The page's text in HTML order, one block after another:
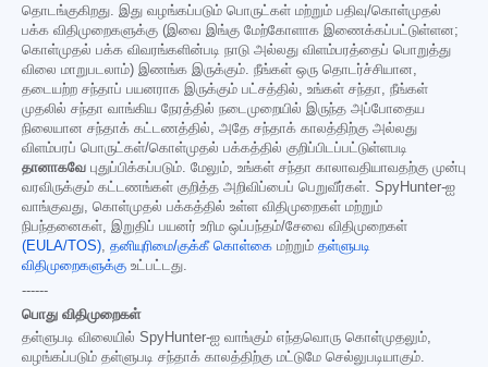
தொடங்குகிறது. இது வழங்கப்படும் பொருட்கள் மற்றும் பதிவு/கொள்முதல்
பக்க விதிமுறைகளுக்கு (இவை இங்கு மேற்கோளாக இணைக்கப்பட்டுள்ளன;
கொள்முதல் பக்க விவரங்களின்படி நாடு அல்லது விளம்பரத்தைப் பொறுத்து
விலை மாறுபடலாம்) இணங்க இருக்கும். நீங்கள் ஒரு தொடர்ச்சியான,
தடையற்ற சந்தாப் பயனராக இருக்கும் பட்சத்தில், உங்கள் சந்தா, நீங்கள்
முதலில் சந்தா வாங்கிய நேரத்தில் நடைமுறையில் இருந்த அப்போதைய
நிலையான சந்தாக் கட்டணத்தில், அதே சந்தாக் காலத்திற்கு அல்லது
விளம்பரப் பொருட்கள்/கொள்முதல் பக்கத்தில் குறிப்பிடப்பட்டுள்ளபடி
தானாகவே புதுப்பிக்கப்படும். மேலும், உங்கள் சந்தா காலாவதியாவதற்கு முன்பு
வரவிருக்கும் கட்டணங்கள் குறித்த அறிவிப்பைப் பெறுவீர்கள். SpyHunter-ஐ
வாங்குவது, கொள்முதல் பக்கத்தில் உள்ள விதிமுறைகள் மற்றும்
நிபந்தனைகள், இறுதிப் பயனர் உரிம ஒப்பந்தம்/சேவை விதிமுறைகள்
(EULA/TOS) தனியுரிமை/குக்கீ கொள்கை மற்றும் தள்ளுபடி
விதிமுறைகளுக்கு உட்பட்டது.
------
பொது விதிமுறைகள்
தள்ளுபடி விலையில் SpyHunter-ஐ வாங்கும் எந்தவொரு கொள்முதலும்,
வழங்கப்படும் தள்ளுபடி சந்தாக் காலத்திற்கு மட்டுமே செல்லுபடியாகும்.